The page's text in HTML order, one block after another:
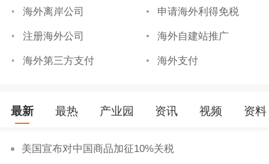
海外离岸公司 申请海外利得免税
注册海外公司 海外自建站推广
海外第三方支付 海外支付
最新 最热 产业园 资讯 视频 资料
美国宣布对中国商品加征10%关税